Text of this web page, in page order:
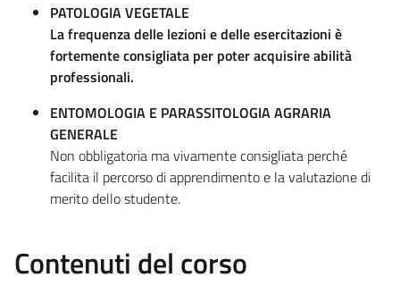
PATOLOGIA VEGETALE
La frequenza delle lezioni e delle esercitazioni è
fortemente consigliata per poter acquisire abilità
professionali.
ENTOMOLOGIA E PARASSITOLOGIA AGRARIA
GENERALE
Non obbligatoria ma vivamente consigliata perché
facilita il percorso di apprendimento e la valutazione di
merito dello studente.
Contenuti del corso